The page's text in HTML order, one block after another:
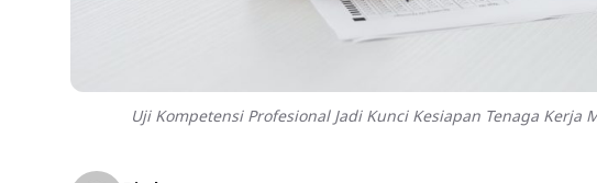
Uji Kompetensi Profesional Jadi Kunci Kesiapan Tenaga Kerja